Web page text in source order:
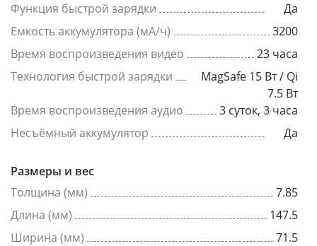
Функция быстрой зарядки
Да
Емкость аккумулятора (мА/ч)
3200
Время воспроизведения видео
23 часа
Технология быстрой зарядки
MagSafe 15 Вт / Qi
7.5 Вт
Время воспроизведения аудио
3 суток, 3 часа
Несъёмный аккумулятор
Да
Размеры и вес
Толщина (мм)
7.85
Длина (мм)
147.5
Ширина (мм)
71.5